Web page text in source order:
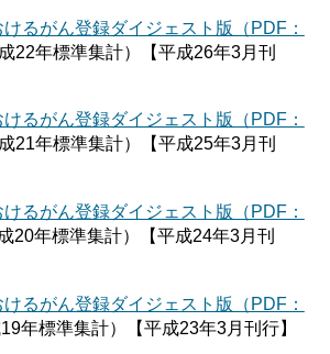
るがん登録ダイジェスト版（PDF：
成22年標準集計）【平成26年3月刊
るがん登録ダイジェスト版（PDF：
成21年標準集計）【平成25年3月刊
るがん登録ダイジェスト版（PDF：
成20年標準集計）【平成24年3月刊
るがん登録ダイジェスト版（PDF：
19年標準集計）【平成23年3月刊行】